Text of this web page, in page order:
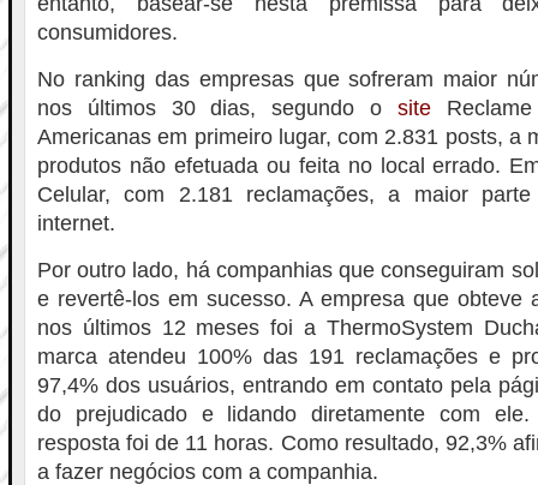
consumidores.
No ranking das empresas que sofreram maior
nos últimos 30 dias, segundo o site
Americanas em primeiro lugar, com 2.831 posts, a
produtos não efetuada ou feita no local errado.
Celular, com 2.181 reclamações, a maior
internet.
Por outro lado, há companhias que conseguiram
e revertê-los em sucesso. A empresa que obteve
nos últimos 12 meses foi a ThermoSystem
marca atendeu 100% das 191 reclamações e
97,4% dos usuários, entrando em contato pela
do prejudicado e lidando diretamente com
resposta foi de 11 horas. Como resultado, 92,3%
a fazer negócios com a companhia.